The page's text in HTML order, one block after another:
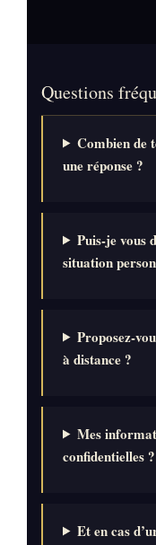
Questions
Combien de
une réponse ?
Puis-je vous
situation
Proposez-
à distance ?
Mes
confidentielles ?
Et en cas